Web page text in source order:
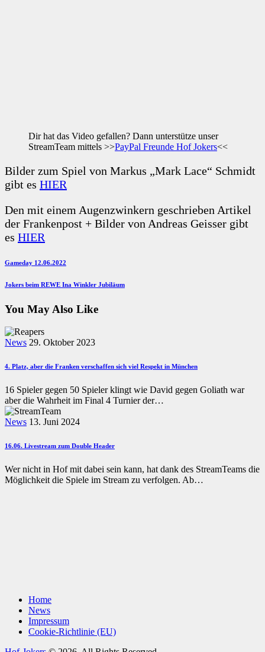
Dir hat das Video gefallen? Dann unterstütze unser
StreamTeam mittels >>PayPal Freunde Hof Jokers<<
Bilder zum Spiel von Markus „Mark Lace“ Schmidt
gibt es HIER
Den mit einem Augenzwinkern geschrieben Artikel
der Frankenpost + Bilder von Andreas Geisser gibt
es HIER
Beitragsnavigation
Previous
Gameday 12.06.2022
Next
Jokers beim REWE Ina Winkler Jubiläum
You May Also Like
News 29. Oktober 2023
4. Platz, aber die Franken verschaffen sich viel Respekt in München
16 Spieler gegen 50 Spieler klingt wie David gegen Goliath war
aber die Wahrheit im Final 4 Turnier der…
News 13. Juni 2024
16.06. Livestream zum Double Header
Wer nicht in Hof mit dabei sein kann, hat dank des StreamTeams die
Möglichkeit die Spiele im Stream zu verfolgen. Ab…
Home
News
Impressum
Cookie-Richtlinie (EU)